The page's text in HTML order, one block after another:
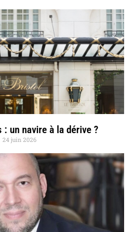
un navire à la dérive ?
24 juin 2026